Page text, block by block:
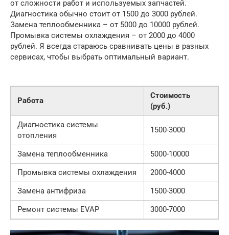
от сложности работ и используемых запчастей.
Диагностика обычно стоит от 1500 до 3000 рублей.
Замена теплообменника – от 5000 до 10000 рублей.
Промывка системы охлаждения – от 2000 до 4000
рублей. Я всегда стараюсь сравнивать цены в разных
сервисах, чтобы выбрать оптимальный вариант.
Работа
Стоимость
(руб.)
Диагностика системы
отопления
1500-3000
Замена теплообменника
5000-10000
Промывка системы охлаждения
2000-4000
Замена антифриза
1500-3000
Ремонт системы EVAP
3000-7000